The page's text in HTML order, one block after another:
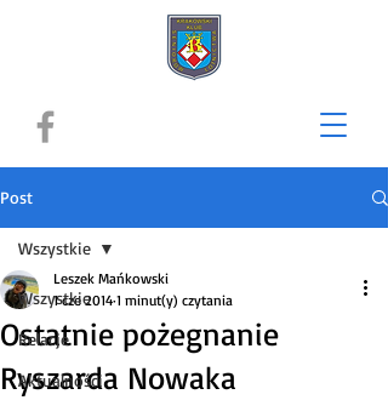
Post
Wszystkie
Relacje
Aktualności
Wszystkie
Ostatnie pożegnanie
Ryszarda Nowaka
Leszek Mańkowski
1 cze 2014 1 minut(y) czytania